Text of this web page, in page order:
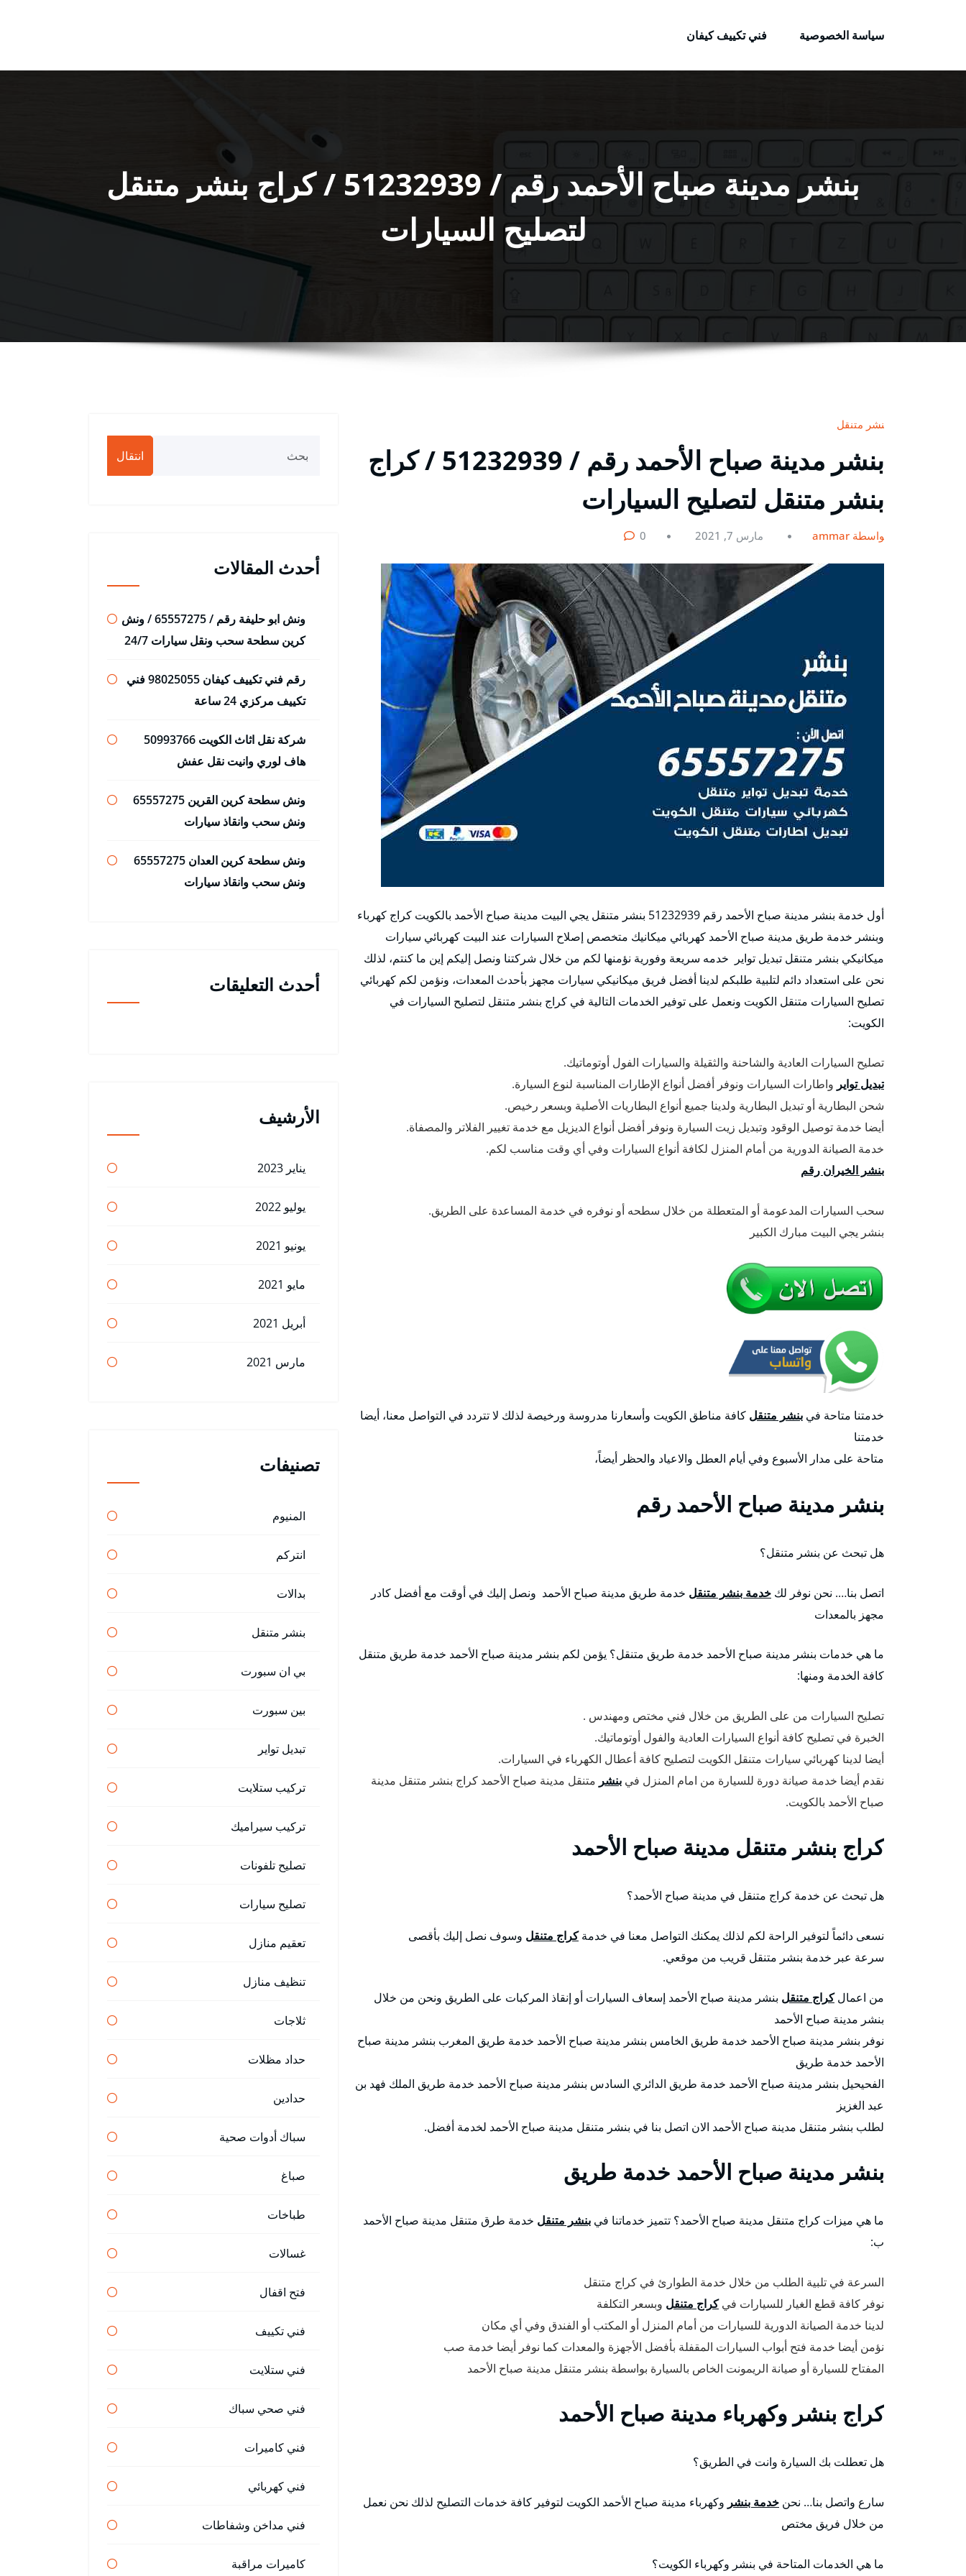
سياسة الخصوصية
فني تكييف كيفان
بنشر مدينة صباح الأحمد رقم / 51232939‬ / كراج بنشر متنقل
لتصليح السيارات
بنشر متنقل
بنشر مدينة صباح الأحمد رقم / 51232939‬ / كراج
بنشر متنقل لتصليح السيارات
بواسطة ammar مارس 7, 2021 0
أول خدمة بنشر مدينة صباح الأحمد رقم 51232939‬ بنشر متنقل يجي البيت مدينة صباح الأحمد بالكويت كراج كهرباء
وبنشر خدمة طريق مدينة صباح الأحمد كهربائي ميكانيك متخصص إصلاح السيارات عند البيت كهربائي سيارات
ميكانيكي بنشر متنقل تبديل تواير خدمه سريعة وفورية نؤمنها لكم من خلال شركتنا ونصل إليكم إين ما كنتم، لذلك
نحن على استعداد دائم لتلبية طلبكم لدينا أفضل فريق ميكانيكي سيارات مجهز بأحدث المعدات، ونؤمن لكم كهربائي
تصليح السيارات متنقل الكويت ونعمل على توفير الخدمات التالية في كراج بنشر متنقل لتصليح السيارات في
الكويت:
تصليح السيارات العادية والشاحنة والثقيلة والسيارات الفول أوتوماتيك.
تبديل تواير واطارات السيارات ونوفر أفضل أنواع الإطارات المناسبة لنوع السيارة.
شحن البطارية أو تبديل البطارية ولدينا جميع أنواع البطاريات الأصلية وبسعر رخيص.
أيضا خدمة توصيل الوقود وتبديل زيت السيارة ونوفر أفضل أنواع الديزيل مع خدمة تغيير الفلاتر والمصفاة.
خدمة الصيانة الدورية من أمام المنزل لكافة أنواع السيارات وفي أي وقت مناسب لكم.
بنشر الخيران رقم
سحب السيارات المدعومة أو المتعطلة من خلال سطحه أو نوفره في خدمة المساعدة على الطريق.
بنشر يجي البيت مبارك الكبير
خدمتنا متاحة في بنشر متنقل كافة مناطق الكويت وأسعارنا مدروسة ورخيصة لذلك لا تتردد في التواصل معنا، أيضا
خدمتنا
متاحة على مدار الأسبوع وفي أيام العطل والاعياد والحظر أيضاً،
بنشر مدينة صباح الأحمد رقم
هل تبحث عن بنشر متنقل؟
اتصل بنا…. نحن نوفر لك خدمة بنشر متنقل خدمة طريق مدينة صباح الأحمد ونصل إليك في أوقت مع أفضل كادر
مجهز بالمعدات
ما هي خدمات بنشر مدينة صباح الأحمد خدمة طريق متنقل؟ يؤمن لكم بنشر مدينة صباح الأحمد خدمة طريق متنقل
كافة الخدمة ومنها:
تصليح السيارات من على الطريق من خلال فني مختص ومهندس .
الخبرة في تصليح كافة أنواع السيارات العادية والفول أوتوماتيك.
أيضا لدينا كهربائي سيارات متنقل الكويت لتصليح كافة أعطال الكهرباء في السيارات.
نقدم أيضا خدمة صيانة دورة للسيارة من امام المنزل في بنشر متنقل مدينة صباح الأحمد كراج بنشر متنقل مدينة
صباح الأحمد بالكويت.
كراج بنشر متنقل مدينة صباح الأحمد
هل تبحث عن خدمة كراج متنقل في مدينة صباح الأحمد؟
نسعى دائماً لتوفير الراحة لكم لذلك يمكنك التواصل معنا في خدمةكراج متنقل وسوف نصل إليك بأقصى
سرعة عبر خدمة بنشر متنقل قريب من موقعي.
من اعمالكراج متنقل بنشر مدينة صباح الأحمد إسعاف السيارات أو إنقاذ المركبات على الطريق ونحن من خلال
بنشر مدينة صباح الأحمد
نوفر بنشر مدينة صباح الأحمد خدمة طريق الخامس بنشر مدينة صباح الأحمد خدمة طريق المغرب بنشر مدينة صباح
الأحمد خدمة طريق
الفحيحيل بنشر مدينة صباح الأحمد خدمة طريق الدائري السادس بنشر مدينة صباح الأحمد خدمة طريق الملك فهد بن
عبد الغزيز
لطلب بنشر متنقل مدينة صباح الأحمد الان اتصل بنا في بنشر متنقل مدينة صباح الأحمد لخدمة أفضل.
بنشر مدينة صباح الأحمد خدمة طريق
ما هي ميزات كراج متنقل مدينة صباح الأحمد؟ تتميز خدماتنا في بنشر متنقل خدمة طرق متنقل مدينة صباح الأحمد
ب:
السرعة في تلبية الطلب من خلال خدمة الطوارئ في كراج متنقل
نوفر كافة قطع الغيار للسيارات فيكراج متنقل وبسعر التكلفة
لدينا خدمة الصيانة الدورية للسيارات من أمام المنزل أو المكتب أو الفندق وفي أي مكان
نؤمن أيضا خدمة فتح أبواب السيارات المقفلة بأفضل الأجهزة والمعدات كما نوفر أيضا خدمة صب
المفتاح للسيارة أو صيانة الريمونت الخاص بالسيارة بواسطة بنشر متنقل مدينة صباح الأحمد
كراج بنشر وكهرباء مدينة صباح الأحمد
هل تعطلت بك السيارة وانت في الطريق؟
سارع واتصل بنا… نحن خدمة بنشر وكهرباء مدينة صباح الأحمد الكويت لتوفير كافة خدمات التصليح لذلك نحن نعمل
من خلال فريق مختص
ما هي الخدمات المتاحة في بنشر وكهرباء الكويت؟
انتقال
أحدث المقالات
ونش ابو حليفة رقم / 65557275 / ونش
كرين سطحة سحب ونقل سيارات 24/7
رقم فني تكييف كيفان 98025055 فني
تكييف مركزي 24 ساعة
شركة نقل اثاث الكويت 50993766
هاف لوري وانيت نقل عفش
ونش سطحة كرين القرين 65557275
ونش سحب وانقاذ سيارات
ونش سطحة كرين العدان 65557275
ونش سحب وانقاذ سيارات
أحدث التعليقات
الأرشيف
يناير 2023
يوليو 2022
يونيو 2021
مايو 2021
أبريل 2021
مارس 2021
تصنيفات
المنيوم
انتركم
بدالات
بنشر متنقل
بي ان سبورت
بين سبورت
تبديل تواير
تركيب ستلايت
تركيب سيراميك
تصليح تلفونات
تصليح سيارات
تعقيم منازل
تنظيف منازل
ثلاجات
حداد مظلات
حدادين
سباك أدوات صحية
صباغ
طباخات
غسالات
فتح اقفال
فني تكييف
فني ستلايت
فني صحي سباك
فني كاميرات
فني كهربائي
فني مداخن وشفاطات
كاميرات مراقبة